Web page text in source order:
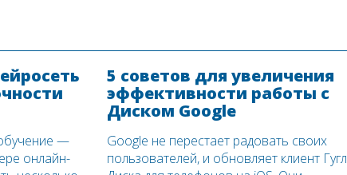
—
онлайн-
5 советов для увеличения
эффективности работы с
Диском Google
Google не перестает радовать своих
пользователей, и обновляет клиент Гугл